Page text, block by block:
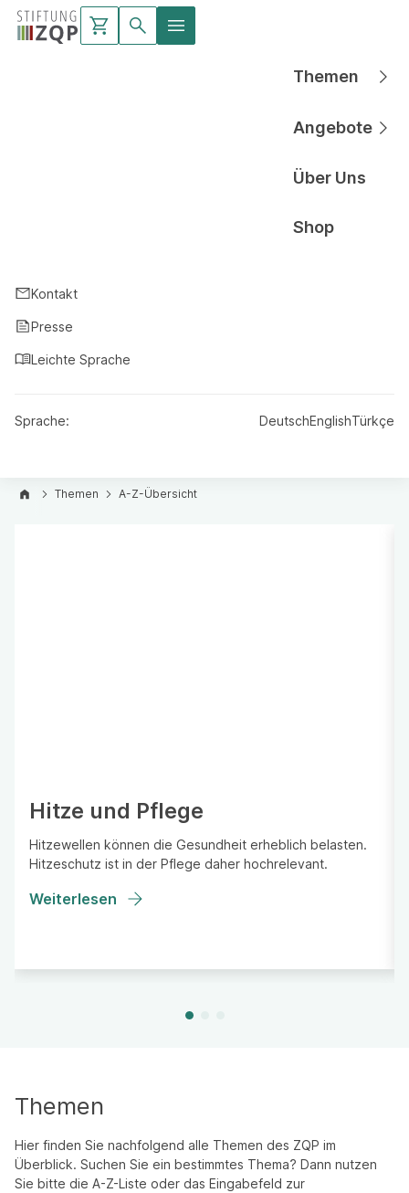
Sprache: DeutschEnglishTürkçe
Kontakt
Presse
Leichte Sprache
Themen
Angebote
Über Uns
Shop
Themen A-Z-Übersicht
Hitze und Pflege
Hitzewellen können die Gesundheit erheblich belasten.
Hitzeschutz ist in der Pflege daher hochrelevant.
Weiterlesen
Themen
Hier finden Sie nachfolgend alle Themen des ZQP im
Überblick. Suchen Sie ein bestimmtes Thema? Dann nutzen
Sie bitte die A-Z-Liste oder das Eingabefeld zur